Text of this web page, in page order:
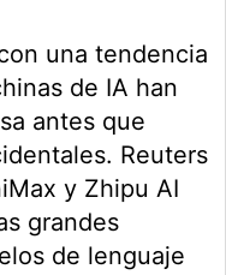
una tendencia
de IA han
antes que
Reuters
y Zhipu AI
grandes
de lenguaje